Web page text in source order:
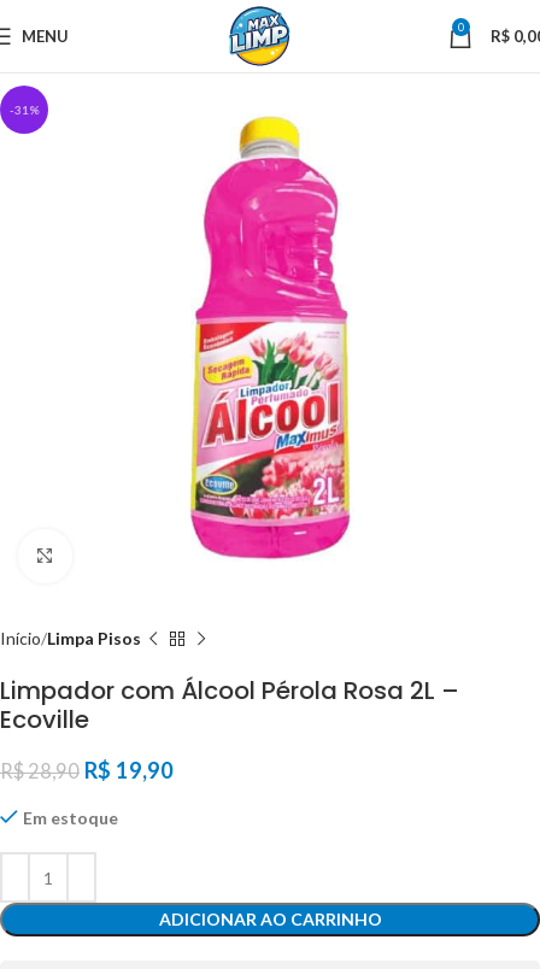
MENU 0 R$
-31%
Início Limpa Pisos
Limpador com Álcool Pérola Rosa 2L –
Ecoville
R$28,90 R$ 19,90
Em estoque
ADICIONAR AO CARRINHO